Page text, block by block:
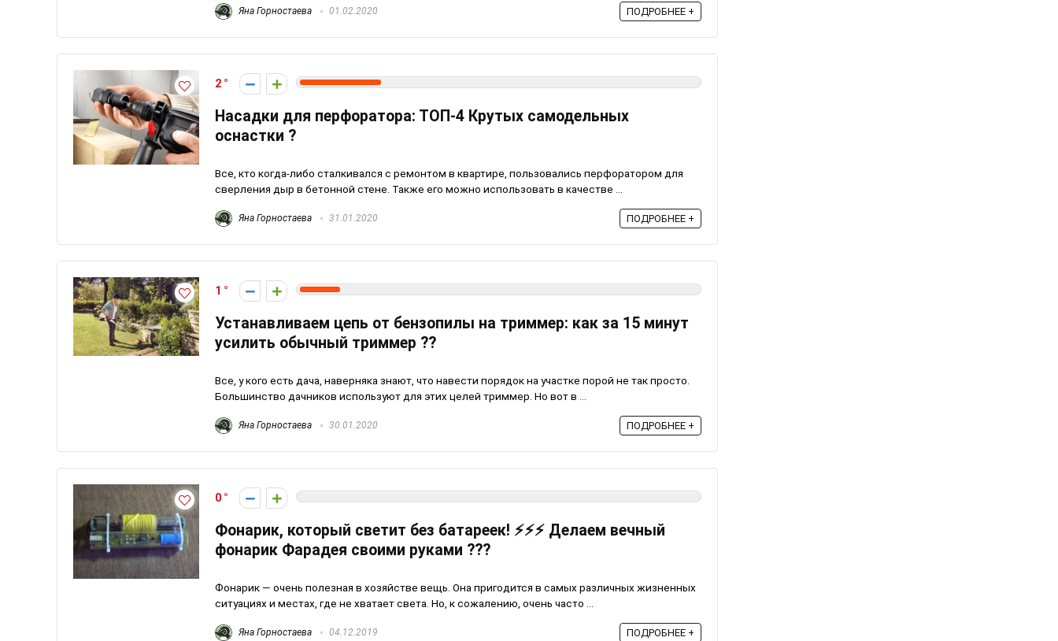
Яна Горностаева 01.02.2020 ПОДРОБНЕЕ +
2
Насадки для перфоратора: ТОП-4 Крутых самодельных
оснастки ?
Все, кто когда-либо сталкивался с ремонтом в квартире, пользовались перфоратором для
сверления дыр в бетонной стене. Также его можно использовать в качестве ...
Яна Горностаева 31.01.2020 ПОДРОБНЕЕ +
1
Устанавливаем цепь от бензопилы на триммер: как за 15 минут
усилить обычный триммер ??
Все, у кого есть дача, наверняка знают, что навести порядок на участке порой не так просто.
Большинство дачников используют для этих целей триммер. Но вот в ...
Яна Горностаева 30.01.2020 ПОДРОБНЕЕ +
0
Фонарик, который светит без батареек! ⚡️⚡️⚡️ Делаем вечный
фонарик Фарадея своими руками ???
Фонарик — очень полезная в хозяйстве вещь. Она пригодится в самых различных жизненных
ситуациях и местах, где не хватает света. Но, к сожалению, очень часто ...
Яна Горностаева 04.12.2019 ПОДРОБНЕЕ +